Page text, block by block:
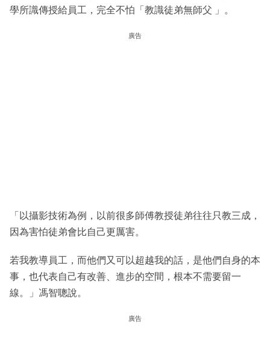
學所識傳授給員工，完全不怕「教識徒弟無師父 」。
廣告
「以攝影技術為例，以前很多師傅教授徒弟往往只教三成，
因為害怕徒弟會比自己更厲害。
若我教導員工，而他們又可以超越我的話，是他們自身的本
事，也代表自己有改善、進步的空間，根本不需要留一
線。」馮智聰說。
廣告